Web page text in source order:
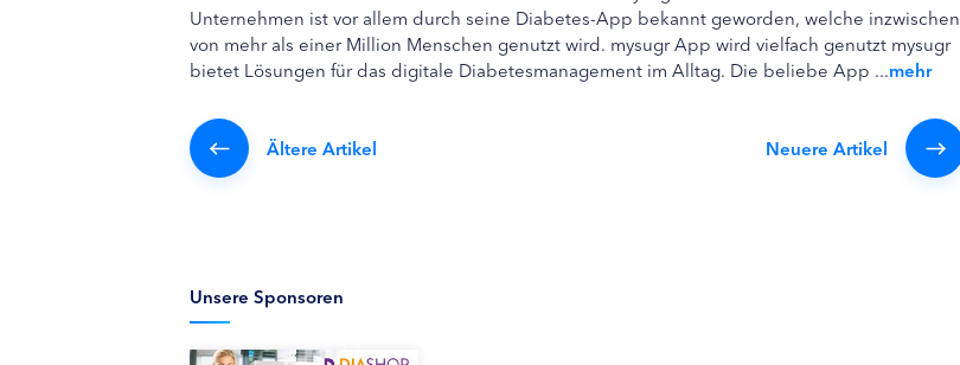
Unternehmen ist vor allem durch seine Diabetes-App bekannt geworden, welche inzwischen
von mehr als einer Million Menschen genutzt wird. mysugr App wird vielfach genutzt mysugr
bietet Lösungen für das digitale Diabetesmanagement im Alltag. Die beliebe App ...mehr
Neuere Artikel
Ältere Artikel
Unsere Sponsoren